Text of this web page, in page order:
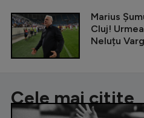
Marius
Cluj!
Neluțu
Cele mai citite